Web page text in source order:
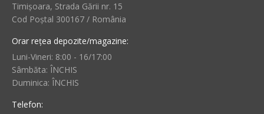
Timișoara, Strada Gării nr. 15
Cod Poștal 300167 / România
Orar rețea depozite/magazine:
Luni-Vineri: 8:00 - 16/17:00
Sâmbăta: ÎNCHIS
Duminica: ÎNCHIS
Telefon: